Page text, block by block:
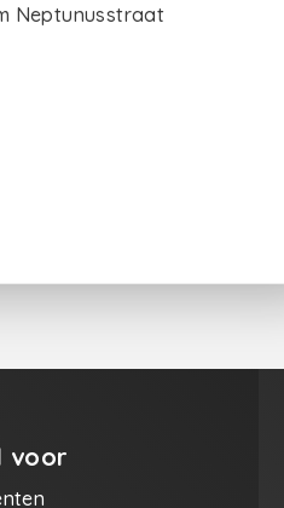
Neptunusstraat
voor